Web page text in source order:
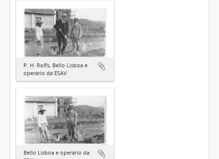
P. H. Rolfs, Bello Lisboa e
operário da ESAV
Bello Lisboa e operário da